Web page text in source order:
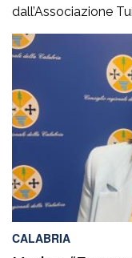
dall’Associazione
patrocinio e il
programma lunedì
Campanella,
della
tradizione
CALABRIA